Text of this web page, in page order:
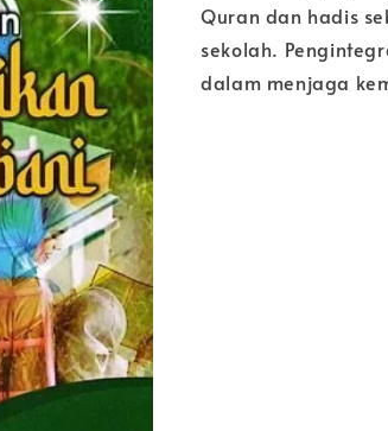
Quran dan hadis
sekolah.
dalam menjaga